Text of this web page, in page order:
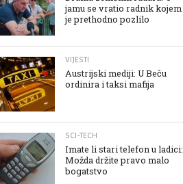
jamu se vratio radnik kojem
je prethodno pozlilo
VIJESTI
Austrijski mediji: U Beču
ordinira i taksi mafija
SCI-TECH
Imate li stari telefon u ladici:
Možda držite pravo malo
bogatstvo